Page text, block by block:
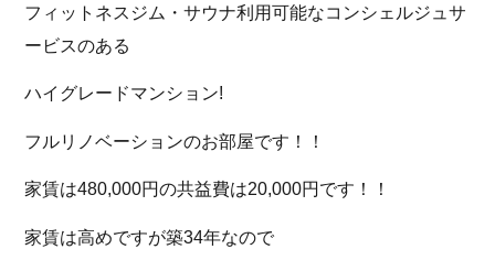
フィットネスジム・サウナ利用可能なコンシェルジュサ
ービスのある
ハイグレードマンション!
フルリノベーションのお部屋です！！
家賃は480,000円の共益費は20,000円です！！
家賃は高めですが築34年なので